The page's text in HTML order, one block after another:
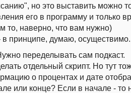
но это выставить можно
его в программу и только
то, наверно, что вам нужно)
в принципе, думаю, осуществимо.
переделывать сам подкаст.
отдельный скрипт. Но тут
о процентах и дате
или конце? Если в начале - то